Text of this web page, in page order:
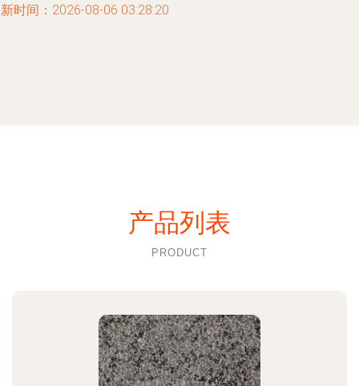
时间：2026-08-06 03:28:20
产品列表
PRODUCT